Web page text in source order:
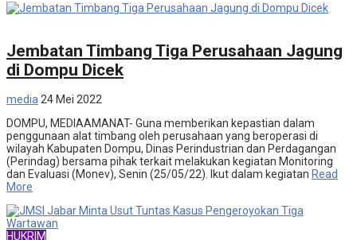
Jembatan Timbang Tiga Perusahaan Jagung
di Dompu Dicek
media24 Mei 2022
DOMPU, MEDIAAMANAT- Guna memberikan kepastian dalam
penggunaan alat timbang oleh perusahaan yang beroperasi di
wilayah Kabupaten Dompu, Dinas Perindustrian dan Perdagangan
(Perindag) bersama pihak terkait melakukan kegiatan Monitoring
dan Evaluasi (Monev), Senin (25/05/22). Ikut dalam kegiatan Read
More
HUKRIM